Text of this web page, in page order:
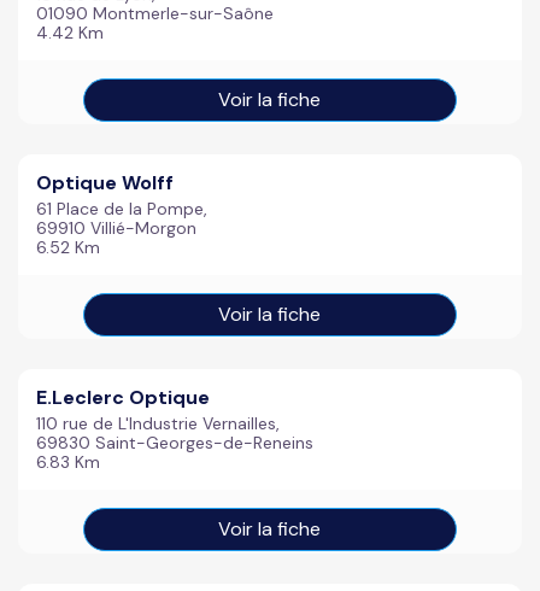
01090 Montmerle-sur-Saône
4.42 Km
Voir la fiche
Optique Wolff
61 Place de la Pompe,
69910 Villié-Morgon
6.52 Km
Voir la fiche
E.Leclerc Optique
110 rue de L'Industrie Vernailles,
69830 Saint-Georges-de-Reneins
6.83 Km
Voir la fiche